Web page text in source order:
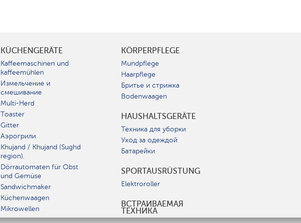
KÜCHENGERÄTE
Kaffeemaschinen und
kaffeemühlen
Измельчение и
смешивание
Multi-Herd
Toaster
Gitter
Аэрогрили
Khujand / Khujand (Sughd
region).
Dörrautomaten für Obst
und Gemüse
Sandwichmaker
Küchenwaagen
Mikrowellen
KÖRPERPFLEGE
Mundpflege
Haarpflege
Бритье и стрижка
Bodenwaagen
HAUSHALTSGERÄTE
Техника для уборки
Уход за одеждой
Батарейки
SPORTAUSRÜSTUNG
Elektroroller
ВСТРАИВАЕМАЯ
ТЕХНИКА